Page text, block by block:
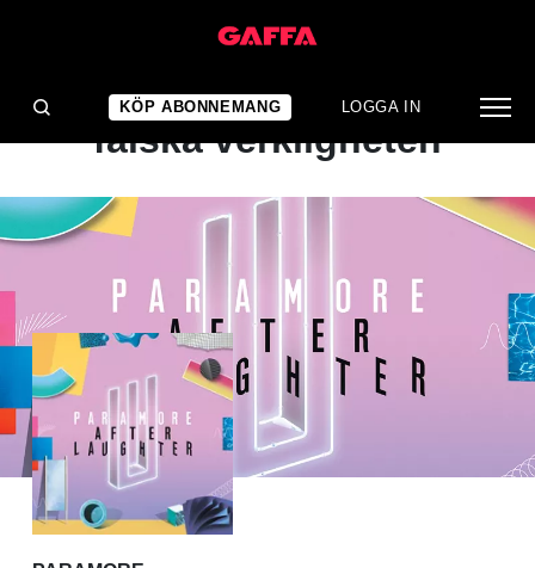
KÖP ABONNEMANG LOGGA IN
ALBUMRECENSION
Sätter fingret på den
falska verkligheten